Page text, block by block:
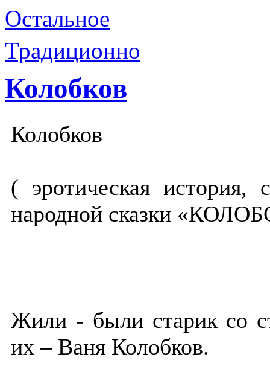
Остальное
Традиционно
Колобков
Колобков
( эротическая история,
народной сказки
Жили - были старик со
их – Ваня Колобков.